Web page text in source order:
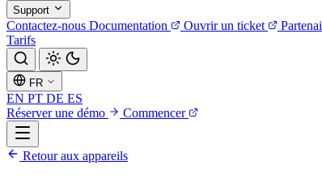
Support
Contactez-nous Documentation Ouvrir un ticket
Tarifs
FR
EN PT DE ES
Réserver une démo
Commencer
Retour aux appareils